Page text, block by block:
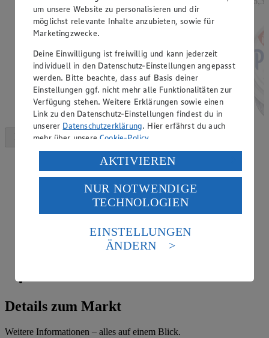
Details zum Markt
Weitere Informationen – alles auf einem Blick.
um unsere Website zu personalisieren und dir
möglichst relevante Inhalte anzubieten, sowie für
Marketingzwecke.
Deine Einwilligung ist freiwillig und kann jederzeit
individuell in den Datenschutz-Einstellungen angepasst
werden. Bitte beachte, dass auf Basis deiner
Einstellungen ggf. nicht mehr alle Funktionalitäten zur
Verfügung stehen. Weitere Erklärungen sowie einen
Link zu den Datenschutz-Einstellungen findest du in
unserer Datenschutzerklärung. Hier erfährst du auch
mehr über unsereCookie-Policy.
Verarbeitung deiner personenbezogenen Daten in den
USA durch Facebook und YouTube:
Wenn du auf „Aktivieren“ klickst, willigst du im Sinne
des Art. 49 Abs. 1 Satz 1 lit. a) DSGVO ein, dass deine
Daten in den USA verarbeitet werden. Der EuGH sieht
die USA als Land mit einem nach europäischen
Standards nicht angemessenen Datenschutzniveau an.
Es besteht das Risiko eines Zugriffs durch US-
Informationen zum Herausgeber der Seite findest du
AKTIVIEREN
NUR NOTWENDIGE
TECHNOLOGIEN
EINSTELLUNGEN
ÄNDERN